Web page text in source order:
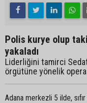
Polis kurye olup
yakaladı
Liderliğini tamirci
örgütüne yönelik
Adana merkezli 5 ilde,